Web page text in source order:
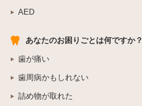
AED
あなたのお困りごとは何ですか？
歯が痛い
歯周病かもしれない
詰め物が取れた